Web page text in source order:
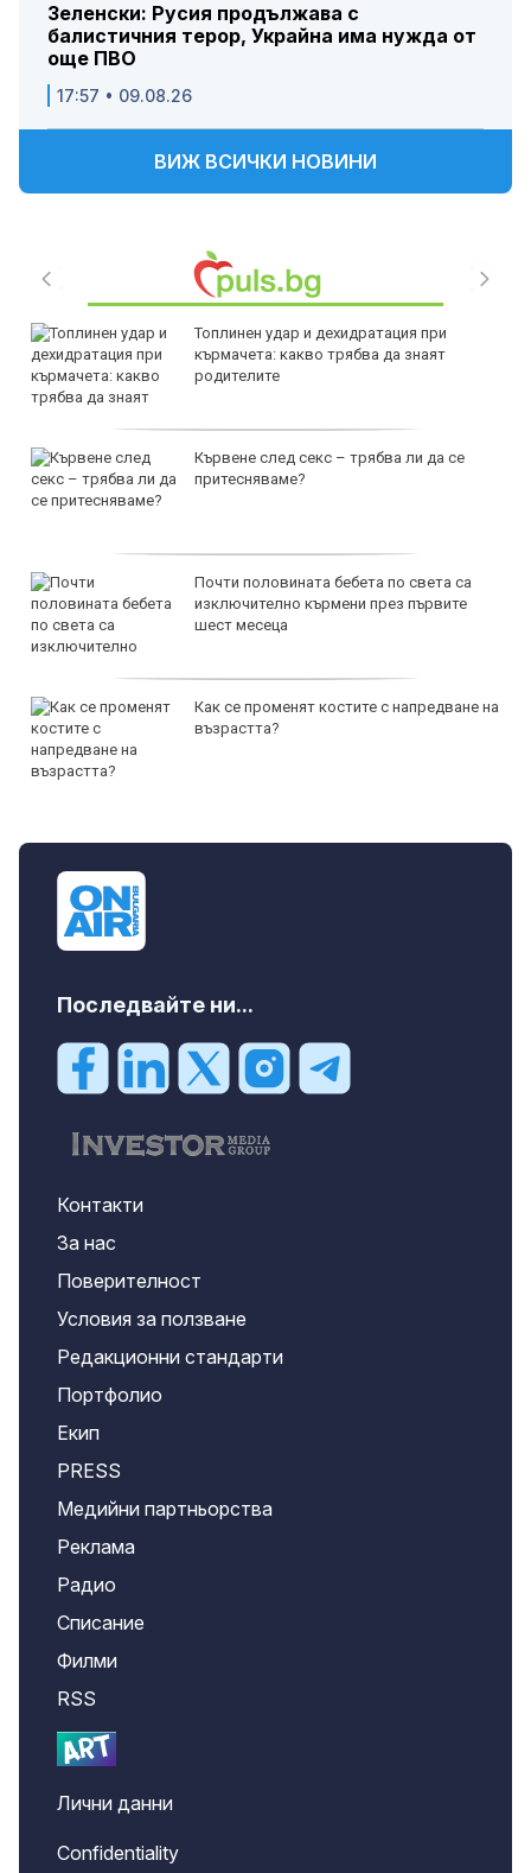
Зеленски: Русия продължава с
балистичния терор, Украйна има нужда от
още ПВО
17:57 • 09.08.26
ВИЖ ВСИЧКИ НОВИНИ
Топлинен удар и дехидратация при
кърмачета: какво трябва да знаят
родителите
Кървене след секс – трябва ли да се
притесняваме?
Почти половината бебета по света са
изключително кърмени през първите
шест месеца
Как се променят костите с напредване на
възрастта?
Последвайте ни...
Контакти
За нас
Поверителност
Условия за ползване
Редакционни стандарти
Портфолио
Екип
PRESS
Медийни партньорства
Реклама
Радио
Списание
Филми
RSS
Лични данни
Confidentiality